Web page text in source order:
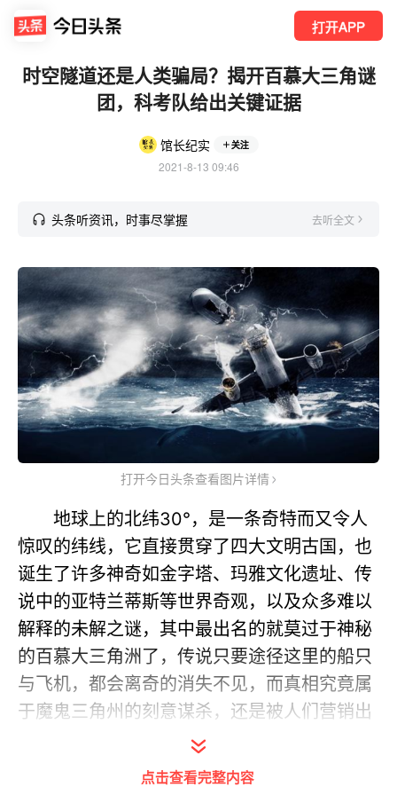
打开APP
时空隧道还是人类骗局？揭开百慕大三角谜
团，科考队给出关键证据
馆长纪实 关注
2021-8-13 09:46
头条听资讯，时事尽掌握 去听全文
打开今日头条查看图片详情
地球上的北纬30°，是一条奇特而又令人
惊叹的纬线，它直接贯穿了四大文明古国，也
诞生了许多神奇如金字塔、玛雅文化遗址、传
说中的亚特兰蒂斯等世界奇观，以及众多难以
解释的未解之谜，其中最出名的就莫过于神秘
的百慕大三角洲了，传说只要途径这里的船只
与飞机，都会离奇的消失不见，而真相究竟属
于魔鬼三角州的刻意谋杀，还是被人们营销出
来的嘘头呢？整个困扰着人们上百年的谜团，
还要从一桩谜一样的飞机失踪事故说起。
点击查看完整内容